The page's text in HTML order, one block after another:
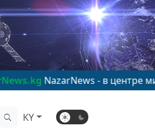
- в центре мирового
KY